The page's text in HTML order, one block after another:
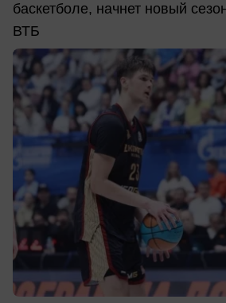
баскетболе, начнет новый
ВТБ